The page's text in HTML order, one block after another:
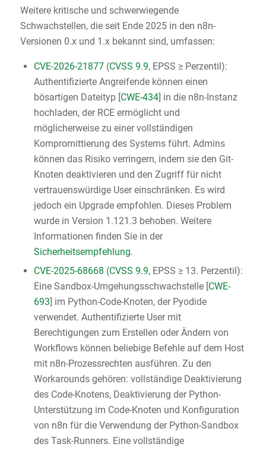
Weitere kritische und schwerwiegende
Schwachstellen, die seit Ende 2025 in den n8n-
Versionen 0.x und 1.x bekannt sind, umfassen:
CVE-2026-21877(CVSS 9.9, EPSS ≥ Perzentil):
Authentifizierte Angreifende können einen
bösartigen Dateityp [CWE-434] in die n8n-Instanz
hochladen, der RCE ermöglicht und
möglicherweise zu einer vollständigen
Kompromittierung des Systems führt. Admins
können das Risiko verringern, indem sie den Git-
Knoten deaktivieren und den Zugriff für nicht
vertrauenswürdige User einschränken. Es wird
jedoch ein Upgrade empfohlen. Dieses Problem
wurde in Version 1.121.3 behoben. Weitere
Informationen finden Sie in der
Sicherheitsempfehlung.
CVE-2025-68668 (CVSS 9.9, EPSS ≥ 13. Perzentil):
Eine Sandbox-Umgehungsschwachstelle [CWE-
693] im Python-Code-Knoten, der Pyodide
verwendet. Authentifizierte User mit
Berechtigungen zum Erstellen oder Ändern von
Workflows können beliebige Befehle auf dem Host
mit n8n-Prozessrechten ausführen. Zu den
Workarounds gehören: vollständige Deaktivierung
des Code-Knotens, Deaktivierung der Python-
Unterstützung im Code-Knoten und Konfiguration
von n8n für die Verwendung der Python-Sandbox
des Task-Runners. Eine vollständige